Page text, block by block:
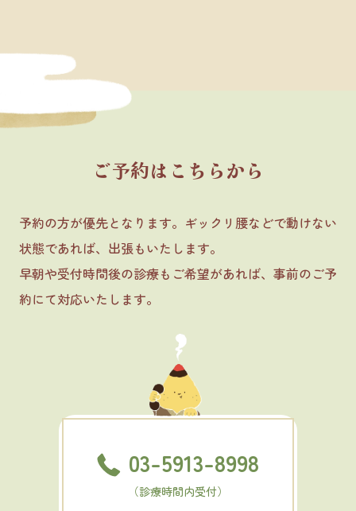
ご予約はこちらから
予約の方が優先となります。ギックリ腰などで動けない
状態であれば、出張もいたします。
早朝や受付時間後の診療もご希望があれば、事前のご予
約にて対応いたします。
03-5913-8998
（診療時間内受付）